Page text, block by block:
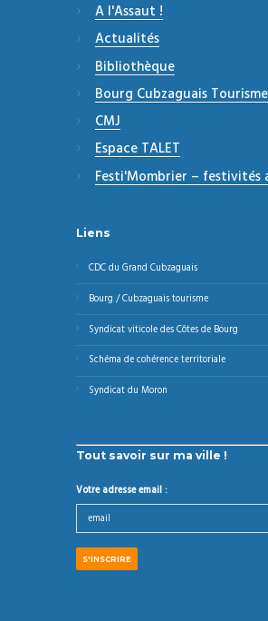
A l'Assaut !
Actualités
Bibliothèque
Bourg Cubzaguais Tourisme
CMJ
Espace TALET
Festi'Mombrier – festivités
Liens
CDC du Grand Cubzaguais
Bourg / Cubzaguais tourisme
Syndicat viticole des Côtes de Bourg
Schéma de cohérence territoriale
Syndicat du Moron
Tout savoir sur ma ville !
Votre adresse email :